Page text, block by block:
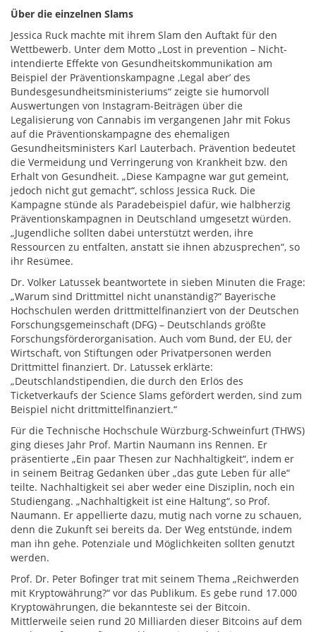
Über die einzelnen Slams
Jessica Ruck machte mit ihrem Slam den Auftakt für den
Wettbewerb. Unter dem Motto „Lost in prevention – Nicht-
intendierte Effekte von Gesundheitskommunikation am
Beispiel der Präventionskampagne ,Legal aberʼ des
Bundesgesundheitsministeriums“ zeigte sie humorvoll
Auswertungen von Instagram-Beiträgen über die
Legalisierung von Cannabis im vergangenen Jahr mit Fokus
auf die Präventionskampagne des ehemaligen
Gesundheitsministers Karl Lauterbach. Prävention bedeutet
die Vermeidung und Verringerung von Krankheit bzw. den
Erhalt von Gesundheit. „Diese Kampagne war gut gemeint,
jedoch nicht gut gemacht“, schloss Jessica Ruck. Die
Kampagne stünde als Paradebeispiel dafür, wie halbherzig
Präventionskampagnen in Deutschland umgesetzt würden.
„Jugendliche sollten dabei unterstützt werden, ihre
Ressourcen zu entfalten, anstatt sie ihnen abzusprechen“, so
ihr Resümee.
Dr. Volker Latussek beantwortete in sieben Minuten die Frage:
„Warum sind Drittmittel nicht unanständig?“ Bayerische
Hochschulen werden drittmittelfinanziert von der Deutschen
Forschungsgemeinschaft (DFG) – Deutschlands größte
Forschungsförderorganisation. Auch vom Bund, der EU, der
Wirtschaft, von Stiftungen oder Privatpersonen werden
Drittmittel finanziert. Dr. Latussek erklärte:
„Deutschlandstipendien, die durch den Erlös des
Ticketverkaufs der Science Slams gefördert werden, sind zum
Beispiel nicht drittmittelfinanziert.“
Für die Technische Hochschule Würzburg-Schweinfurt (THWS)
ging dieses Jahr Prof. Martin Naumann ins Rennen. Er
präsentierte „Ein paar Thesen zur Nachhaltigkeit“, indem er
in seinem Beitrag Gedanken über „das gute Leben für alle“
teilte. Nachhaltigkeit sei aber weder eine Disziplin, noch ein
Studiengang. „Nachhaltigkeit ist eine Haltung“, so Prof.
Naumann. Er appellierte dazu, mutig nach vorne zu schauen,
denn die Zukunft sei bereits da. Der Weg entstünde, indem
man ihn gehe. Potenziale und Möglichkeiten sollten genutzt
werden.
Prof. Dr. Peter Bofinger trat mit seinem Thema „Reichwerden
mit Kryptowährung?“ vor das Publikum. Es gebe rund 17.000
Kryptowährungen, die bekannteste sei der Bitcoin.
Mittlerweile seien rund 20 Milliarden dieser Bitcoins auf dem